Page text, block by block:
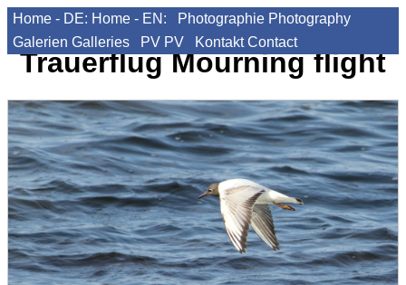
Home - DE: Home - EN: Photographie Photography
Galerien Galleries PV PV Kontakt Contact
TrauerflugMourning flight